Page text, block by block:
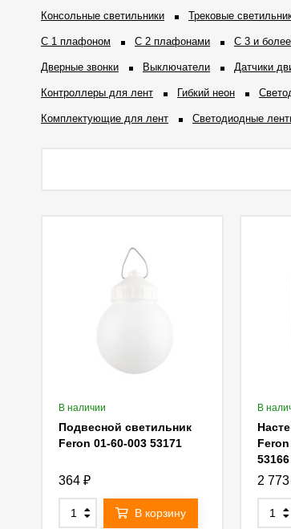
Консольные светильники Трековые
С 1 плафоном С 2 плафонами С 3 и
Дверные звонки Выключатели Датчики
Контроллеры для лент Гибкий неон
Комплектующие для лент Светодиодные
В наличии
Подвесной светильник
Feron 01-60-003 53171
364 ₽
В корзину
В
53166
2 773